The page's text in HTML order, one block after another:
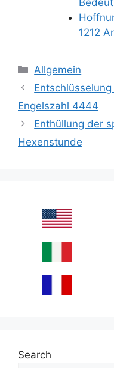
1212
Categories
Allgemein
Engelszahl 4444
Enthüllung der
Hexenstunde
Search